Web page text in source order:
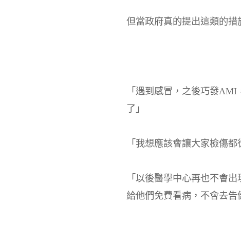
但當政府真的提出這類的措
「遇到感冒，之後巧發
了」
「我想應該會讓大家檢傷都
「以後醫學中心再也不會
給他們免費看病，不會去告